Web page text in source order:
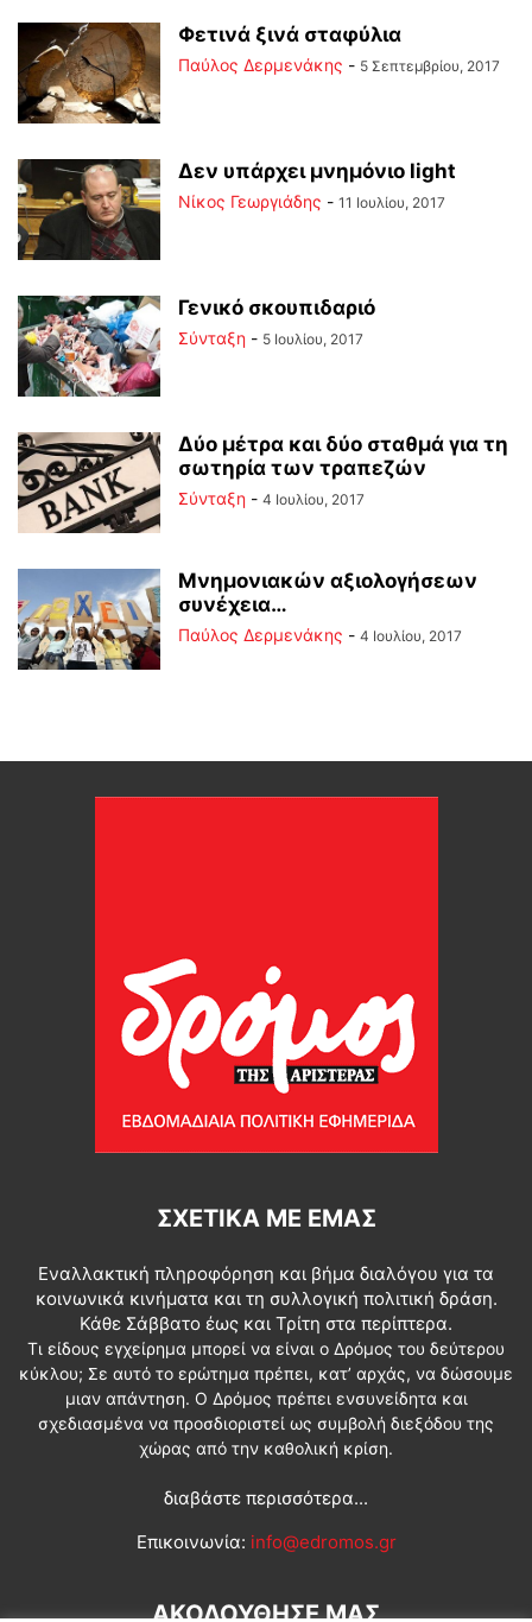
Φετινά ξινά σταφύλια
Παύλος Δερμενάκης - 5 Σεπτεμβρίου, 2017
Δεν υπάρχει μνημόνιο light
Νίκος Γεωργιάδης - 11 Ιουλίου, 2017
Γενικό σκουπιδαριό
Σύνταξη - 5 Ιουλίου, 2017
Δύο μέτρα και δύο σταθμά για τη
σωτηρία των τραπεζών
Σύνταξη - 4 Ιουλίου, 2017
Μνημονιακών αξιολογήσεων
συνέχεια…
Παύλος Δερμενάκης - 4 Ιουλίου, 2017
ΣΧΕΤΙΚΆ ΜΕ ΕΜΆΣ
Εναλλακτική πληροφόρηση και βήμα διαλόγου για τα
κοινωνικά κινήματα και τη συλλογική πολιτική δράση.
Κάθε Σάββατο έως και Τρίτη στα περίπτερα.
Τι είδους εγχείρημα μπορεί να είναι ο Δρόμος του δεύτερου
κύκλου; Σε αυτό το ερώτημα πρέπει, κατ’ αρχάς, να δώσουμε
μιαν απάντηση. Ο Δρόμος πρέπει ενσυνείδητα και
σχεδιασμένα να προσδιοριστεί ως συμβολή διεξόδου της
χώρας από την καθολική κρίση.
διαβάστε περισσότερα...
Επικοινωνία: info@edromos.gr
ΑΚΟΛΟΥΘΗΣΕ ΜΑΣ